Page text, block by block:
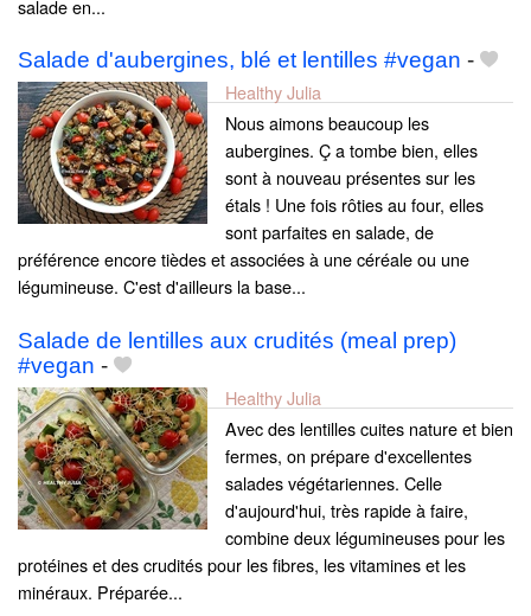
salade en...
Salade d'aubergines, blé et lentilles #vegan -
Healthy Julia
Nous aimons beaucoup les
aubergines. Ç a tombe bien, elles
sont à nouveau présentes sur les
étals ! Une fois rôties au four, elles
sont parfaites en salade, de
préférence encore tièdes et associées à une céréale ou une
légumineuse. C'est d'ailleurs la base...
Salade de lentilles aux crudités (meal prep)
#vegan -
Healthy Julia
Avec des lentilles cuites nature et bien
fermes, on prépare d'excellentes
salades végétariennes. Celle
d'aujourd'hui, très rapide à faire,
combine deux légumineuses pour les
protéines et des crudités pour les fibres, les vitamines et les
minéraux. Préparée...